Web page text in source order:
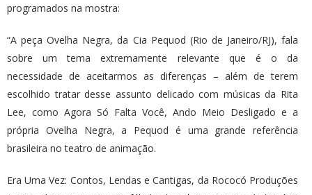
programados na mostra:
“A peça Ovelha Negra, da Cia Pequod (Rio de Janeiro/RJ), fala
sobre um tema extremamente relevante que é o da
necessidade de aceitarmos as diferenças – além de terem
escolhido tratar desse assunto delicado com músicas da Rita
Lee, como Agora Só Falta Você, Ando Meio Desligado e a
própria Ovelha Negra, a Pequod é uma grande referência
brasileira no teatro de animação.
Era Uma Vez: Contos, Lendas e Cantigas, da Rococó Produções